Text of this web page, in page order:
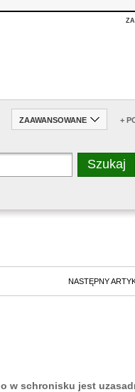
ZAAWANSOWANE +
NASTĘPNY
w schronisku jest